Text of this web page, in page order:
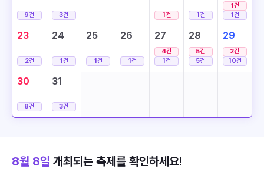
9건 3건 1건 1건
1건
1건
23
2건
24
1건
25
1건
26
1건
27
4건
1건
28
5건
5건
29
2건
10건
30
8건
31
3건
8월 8일 개최되는 축제를 확인하세요!